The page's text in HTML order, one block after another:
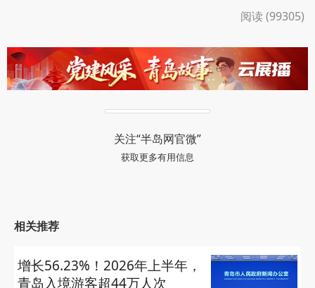
阅读 (99305)
关注“半岛网官微”
获取更多有用信息
相关推荐
增长56.23%！2026年上半年，
青岛入境游客超44万人次